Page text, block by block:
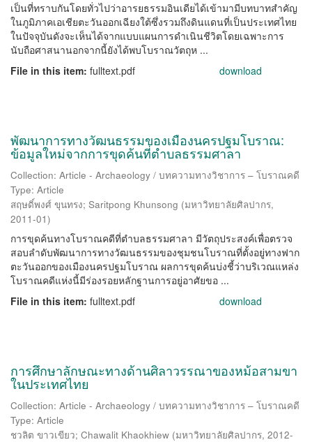
เป็นที่ทราบกันโดยทั่วไปว่าอารยธรรมอินเดียได้เข้ามามีบทบาทสำคัญ
ในภูมิภาคเอเชียตะวันออกเฉียงใต้ซึ่งรวมถึงดินแดนที่เป็นประเทศไทย
ในปัจจุบันดังจะเห็นได้จากแบบแผนการดำเนินชีวิตโดยเฉพาะการ
นับถือศาสนานอกจากนี้ยังได้พบโบราณวัตถุห ...
File in this item: fulltext.pdf download
พัฒนาการทางวัฒนธรรมของเมืองนครปฐมโบราณ:
ข้อมูลใหม่จากการขุดค้นที่ตำบลธรรมศาลา
Collection: Article - Archaeology / บทความทางวิชาการ – โบราณคดี
Type: Article
สฤษดิ์พงศ์ ขุนทรง; Saritpong Khunsong (มหาวิทยาลัยศิลปากร,
2011-01)
การขุดค้นทางโบราณคดีที่ตำบลธรรมศาลา มีวัตถุประสงค์เพื่อตรวจ
สอบลำดับพัฒนาการทางวัฒนธรรมของชุมชนโบราณที่ตั้งอยู่ทางฟาก
ตะวันออกของเมืองนครปฐมโบราณ ผลการขุดค้นบ่งชี้ว่าบริเวณแหล่ง
โบราณคดีแห่งนี้มีร่องรอยหลักฐานการอยู่อาศัยขอ ...
File in this item: fulltext.pdf download
การศึกษาลักษณะทางด้านศิลาวรรณาของหม้อสามขา
ในประเทศไทย
Collection: Article - Archaeology / บทความทางวิชาการ – โบราณคดี
Type: Article
ชวลิต ขาวเขียว; Chawalit Khaokhiew (มหาวิทยาลัยศิลปากร, 2012-